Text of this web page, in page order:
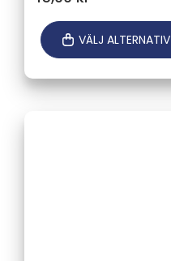
VÄLJ ALTERNATIV